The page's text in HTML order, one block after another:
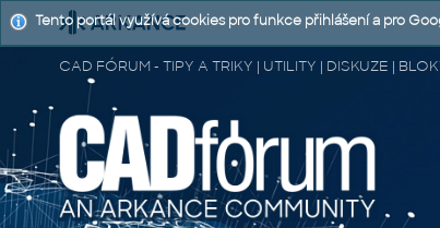
CAD FÓRUM - TIPY A TRIKY | UTILITY | DISKUZE |
Tento portál využívá cookies pro funkce přihlášení a pro